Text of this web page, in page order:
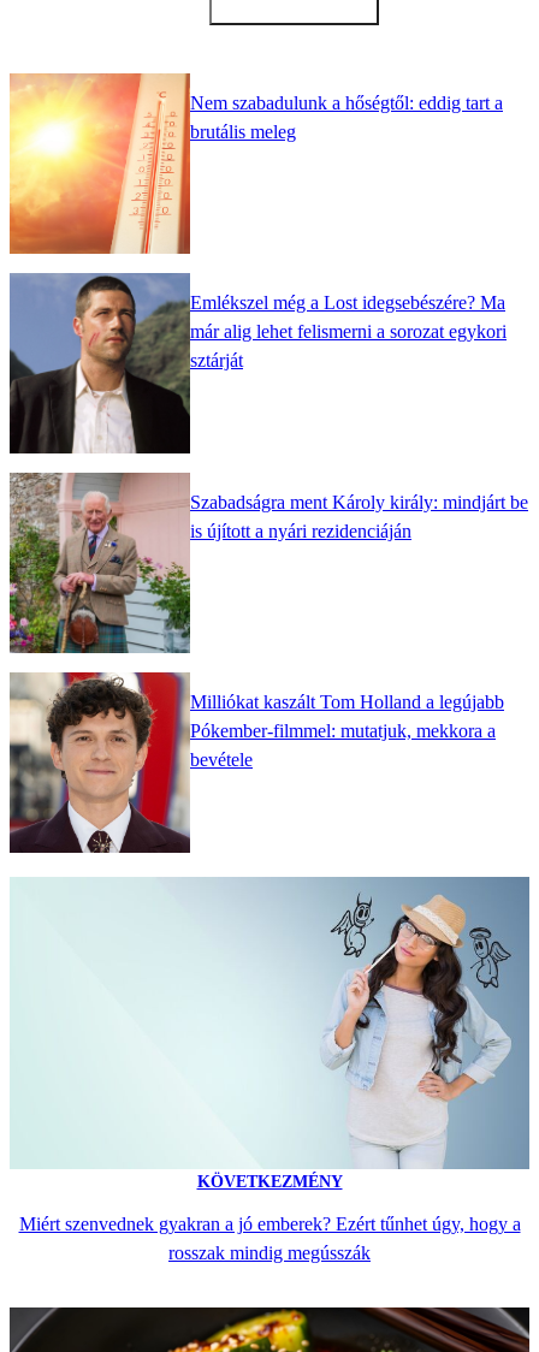
Nem szabadulunk a hőségtől: eddig tart a
brutális meleg
Emlékszel még a Lost idegsebészére? Ma
már alig lehet felismerni a sorozat egykori
sztárját
Szabadságra ment Károly király: mindjárt be
is újított a nyári rezidenciáján
Milliókat kaszált Tom Holland a legújabb
Pókember-filmmel: mutatjuk, mekkora a
bevétele
KÖVETKEZMÉNY
Miért szenvednek gyakran a jó emberek? Ezért tűnhet úgy, hogy a
rosszak mindig megússzák